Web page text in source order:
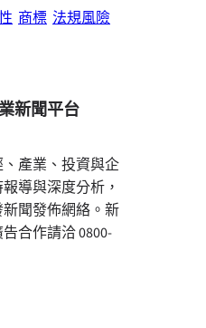
商標 法規風險
新聞平台
產業、投資與企
導與深度分析，
聞發佈網絡。新
合作請洽 0800-